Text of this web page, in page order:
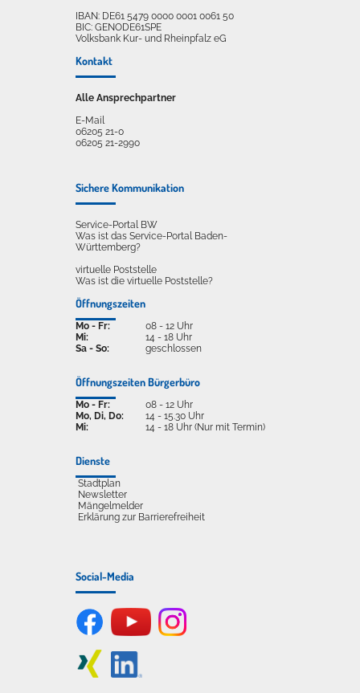
IBAN: DE61 5479 0000 0001 0061 50
BIC: GENODE61SPE
Volksbank Kur- und Rheinpfalz eG
Kontakt
Alle Ansprechpartner
E-Mail
06205 21-0
06205 21-2990
Sichere Kommunikation
Service-Portal BW
Was ist das Service-Portal Baden-
Württemberg?
virtuelle Poststelle
Was ist die virtuelle Poststelle?
Öffnungszeiten
Mo - Fr:
Mi:
Sa - So:
08 - 12 Uhr
14 - 18 Uhr
geschlossen
Öffnungszeiten Bürgerbüro
Mo - Fr:
Mo, Di, Do:
Mi:
08 - 12 Uhr
14 - 15.30 Uhr
14 - 18 Uhr (Nur mit Termin)
Dienste
Stadtplan
Newsletter
Mängelmelder
Erklärung zur Barrierefreiheit
Social-Media